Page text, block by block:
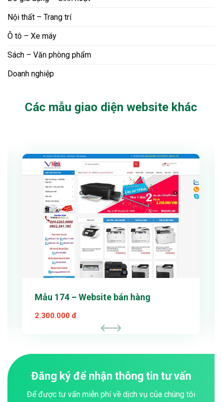
Nội thất – Trang trí
Ô tô – Xe máy
Sách – Văn phòng phẩm
Doanh nghiệp
Các mẫu giao diện website khác
Chi tiết
Mẫu 174 – Website bán hàng
2.300.000 đ
Đăng ký để nhận thông tin tư vấn
Để được tư vấn miễn phí về dịch vụ của chúng tôi